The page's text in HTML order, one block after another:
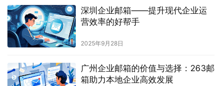
深圳企业邮箱——提升现代企业运
营效率的好帮手
2025年9月28日
广州企业邮箱的价值与选择：263邮
箱助力本地企业高效发展